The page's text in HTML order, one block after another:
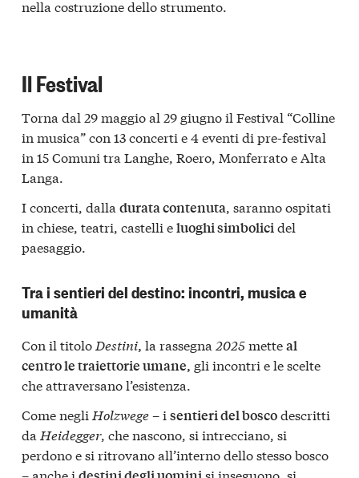
nella costruzione dello strumento.
Il Festival
Torna dal 29 maggio al 29 giugno il Festival “Colline
in musica”con 13 concerti e 4 eventi di pre-festival
in 15 Comuni tra Langhe, Roero, Monferrato e Alta
Langa.
I concerti, dalla durata contenuta, saranno ospitati
in chiese, teatri, castelli eluoghi simbolicidel
paesaggio.
Tra i sentieri del destino: incontri, musica e
umanità
Con il titolo Destini, la rassegna 2025metteal
centro le traiettorie umane, gli incontri e le scelte
che attraversano l’esistenza.
Come negli Holzwege– i sentieri del boscodescritti
da Heidegger, che nascono, si intrecciano, si
perdono e si ritrovano all’interno dello stesso bosco